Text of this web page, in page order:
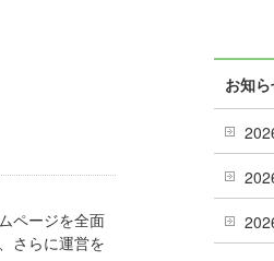
ページを全面
さらに運営を
お知